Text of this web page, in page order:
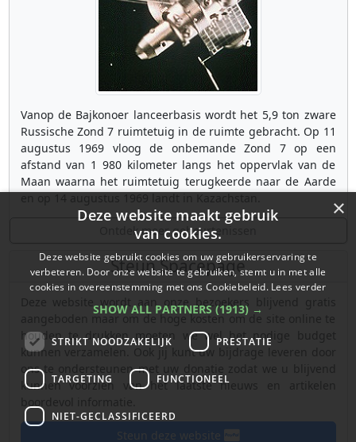
Vanop de Bajkonoer lanceerbasis wordt het 5,9 ton zware
Russische Zond 7 ruimtetuig in de ruimte gebracht. Op 11
augustus 1969 vloog de onbemande Zond 7 op een
afstand van 1 980 kilometer langs het oppervlak van de
Maan waarna het ruimtetuig terugkeerde naar de Aarde
Ontdek meer gebeurtenissen
Steun Spacepage
Deze website wordt aan onze bezoekers blijvend gratis
aangeboden maar om de hoge kosten om de site online te
houden te drukken moeten we wel het nodige budget
kunnen verzamelen. Ook jij kunt uw bijdrage leveren door
ons te ondersteunen met uw donatie zodat we u blijvend
kunnen voorzien van het laatste nieuws en artikelen
Steun deze website
×
Deze website maakt gebruik
van cookies.
Deze website gebruikt cookies om uw gebruikerservaring te
verbeteren. Door onze website te gebruiken, stemt u in met alle
cookies in overeenstemming met ons Cookiebeleid. Lees verder
SHOW ALL PARTNERS (1913) →
STRIKT NOODZAKELIJK PRESTATIE
TARGETING FUNCTIONEEL
NIET-GECLASSIFICEERD